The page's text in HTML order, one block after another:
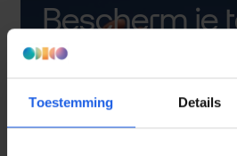
Toestemming Details
Bescherm je
met een